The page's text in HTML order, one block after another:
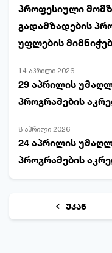
პროფესიული
გადამზადების
უფლების
14 აპრილი 2026
29 აპრილის
პროგრამების
8 აპრილი 2026
24 აპრილის
პროგრამების
უკან